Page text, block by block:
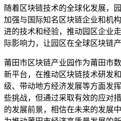
随着区块链技术的全球化发展，
加强与国际知名区块链企业和机
进的技术和经验，推动园区企业
际影响力，让园区在全球区块链
莆田市区块链产业园作为莆田市
新平台，在推动区块链技术研发
级、带动地方经济发展等方面发
些挑战，但通过采取有效的应对
的发展前景，相信在未来的发展